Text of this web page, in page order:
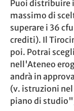
Puoi distribuire i
massimo di
superare i 36
crediti). Il
poi. Potrai
nell'Ateneo
andrà in
(v. istruzioni
piano di